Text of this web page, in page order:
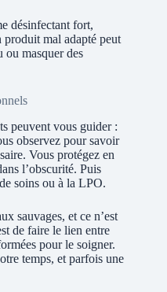
désinfectant fort,
mal adapté peut
ou masquer des
peuvent vous guider :
observez pour savoir
Vous protégez en
l’obscurité. Puis
soins ou à la LPO.
sauvages, et ce n’est
de faire le lien entre
pour le soigner.
temps, et parfois une